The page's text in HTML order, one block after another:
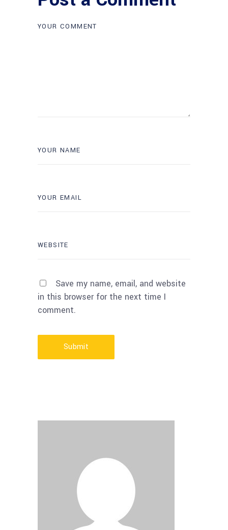
Save my name, email, and website
in this browser for the next time I
comment.
Submit